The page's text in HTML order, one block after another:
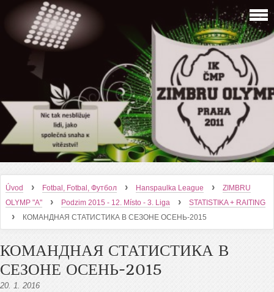
Úvod › Fotbal, Fotbal, Футбол › Hanspaulka League ›
ZIMBRU
OLYMP "A"
› Podzim 2015 - 12. Místo - 3. Liga › STATISTIKA + RAITING
› КОМАНДНАЯ СТАТИСТИКА В СЕЗОНЕ ОСЕНЬ-2015
КОМАНДНАЯ СТАТИСТИКА В
СЕЗОНЕ ОСЕНЬ-2015
20. 1. 2016